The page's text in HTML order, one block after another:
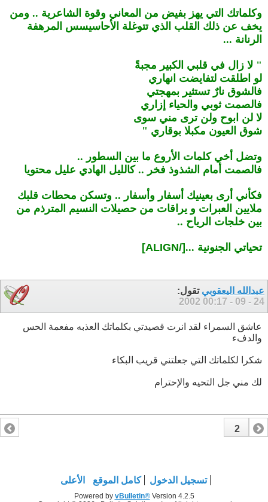
وكلماتك التي يهز بفيض من المعاني وقوة الشاعرية .. ومن
يخف عن ذلك القلب الذي تتوغلة الأحاسيسس المرهفة
الرنانة ...
" لا زال في قلبي الكبير مجبةً
لو اطلقت لتفايضت انهاري
فالشوق نارٌ تستثير بمهجتي
فالصمت ثوبي والحياء إزاري
لا لن ابوح ولن ترى مني سوى
شوق العيون مكبلا بوقاري "
وتضل أخي كلمات الأروع ما بين السطور ..
فالصمت أمام الشذوذ فخر .. كالليل الهادي عليل محتويا
فكأني أرى بعينيك أسفار وأسفار .. وتسكن محطات قلبك
ملايين العبرات و يراقات من حصيلات النسيم المترذم من
بين خلجات الرياح ..
تحياتي الجنونية ...[/ALIGN]
عبدالله اليعقوبي تقول:
24 - 09 - 2002
00:17
عاشق السمراء لقد انرت قصيدتي بكلماتك العذبه مفعمة الحس
والدفء
شكرا لكلماتك التي جعلتني قريب البكاء
لك مني جل التحيه والإحترام
1
2
تسجيل الدخول كامل الموقع الأعلى
Powered by vBulletin®Version 4.2.5